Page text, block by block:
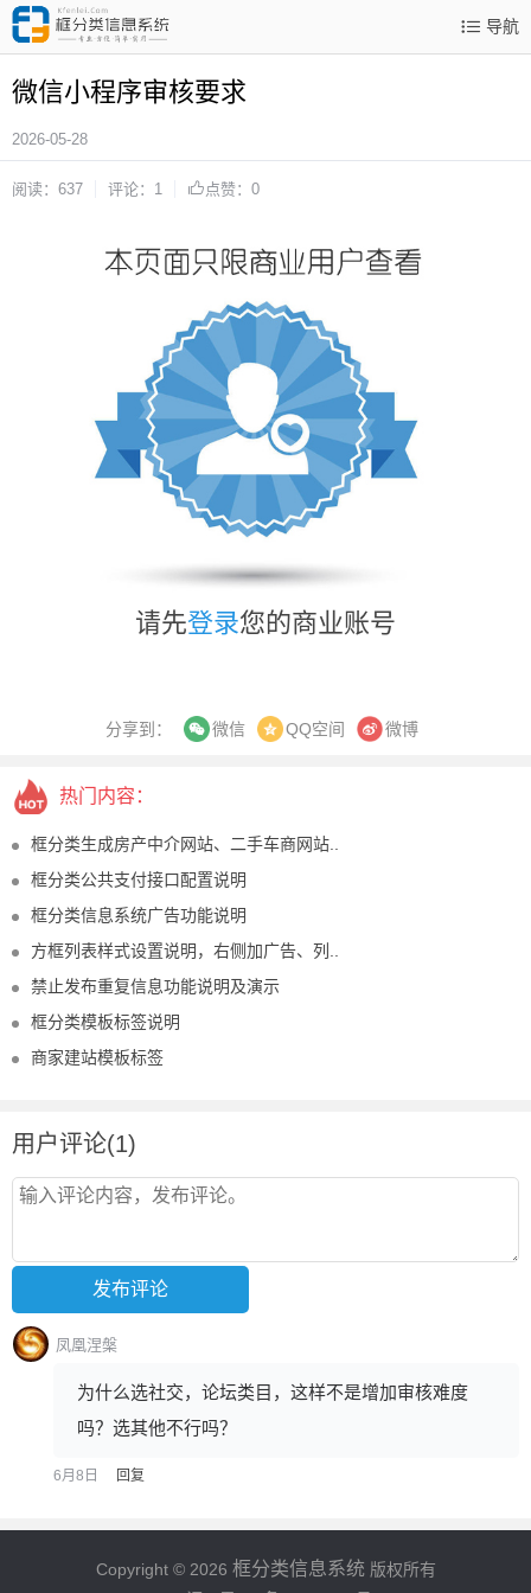
导航
微信小程序审核要求
2026-05-28
阅读：637 评论：1 点赞：0
请先登录您的商业账号
分享到： 微信 QQ空间 微博
热门内容：
框分类生成房产中介网站、二手车商网站..
框分类公共支付接口配置说明
框分类信息系统广告功能说明
方框列表样式设置说明，右侧加广告、列..
禁止发布重复信息功能说明及演示
框分类模板标签说明
商家建站模板标签
用户评论(1)
凤凰涅槃
为什么选社交，论坛类目，这样不是增加审核难度
吗？选其他不行吗？
6月8日 回复
Copyright © 2026 框分类信息系统版权所有